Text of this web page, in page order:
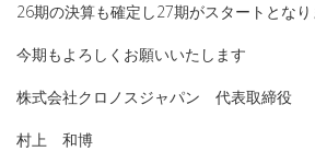
26期の決算も確定し27期がスタートとなり
今期もよろしくお願いいたします
株式会社クロノスジャパン 代表取締役
村上 和博